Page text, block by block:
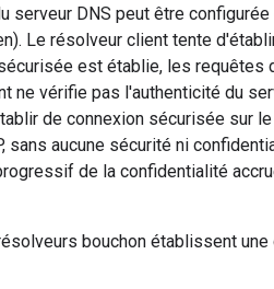
serveur DNS peut être
Le résolveur client tente
est établie, les
ne vérifie pas l'authenticité du
de connexion sécurisée sur
sans aucune sécurité ni
de la confidentialité
bouchon établissent une